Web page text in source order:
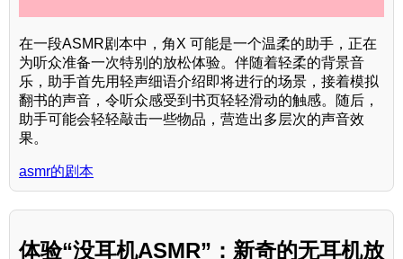
在一段ASMR剧本中，角X 可能是一个温柔的助手，正在
为听众准备一次特别的放松体验。伴随着轻柔的背景音
乐，助手首先用轻声细语介绍即将进行的场景，接着模拟
翻书的声音，令听众感受到书页轻轻滑动的触感。随后，
助手可能会轻轻敲击一些物品，营造出多层次的声音效
果。
asmr的剧本
体验“没耳机ASMR”：新奇的无耳机放